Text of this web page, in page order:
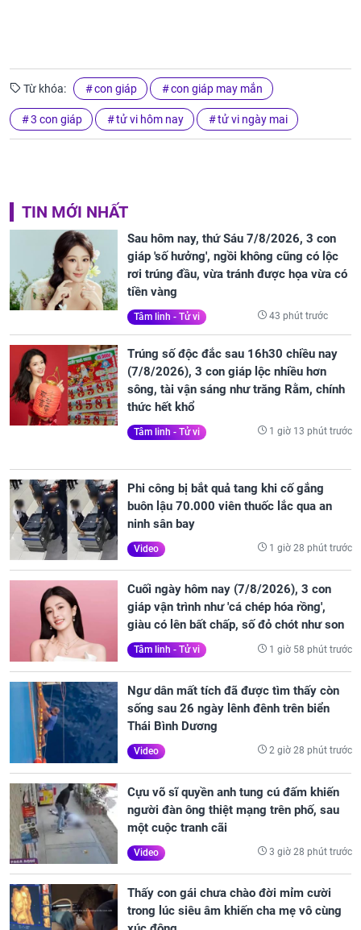
Từ khóa: con giáp con giáp may mắn
3 con giáp tử vi hôm nay tử vi ngày mai
TIN MỚI NHẤT
Sau hôm nay, thứ Sáu 7/8/2026, 3 con
giáp 'số hưởng', ngồi không cũng có lộc
rơi trúng đầu, vừa tránh được họa vừa có
tiền vàng
Tâm linh - Tử vi 43 phút trước
Trúng số độc đắc sau 16h30 chiều nay
(7/8/2026), 3 con giáp lộc nhiều hơn
sông, tài vận sáng như trăng Rằm, chính
thức hết khổ
Tâm linh - Tử vi 1 giờ 13 phút trước
Phi công bị bắt quả tang khi cố gắng
buôn lậu 70.000 viên thuốc lắc qua an
ninh sân bay
Video 1 giờ 28 phút trước
Cuối ngày hôm nay (7/8/2026), 3 con
giáp vận trình như 'cá chép hóa rồng',
giàu có lên bất chấp, số đỏ chót như son
Tâm linh - Tử vi 1 giờ 58 phút trước
Ngư dân mất tích đã được tìm thấy còn
sống sau 26 ngày lênh đênh trên biển
Thái Bình Dương
Video 2 giờ 28 phút trước
Cựu võ sĩ quyền anh tung cú đấm khiến
người đàn ông thiệt mạng trên phố, sau
một cuộc tranh cãi
Video 3 giờ 28 phút trước
Thấy con gái chưa chào đời mỉm cười
trong lúc siêu âm khiến cha mẹ vô cùng